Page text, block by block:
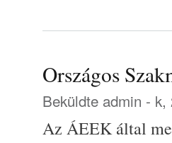
Országos
Beküldte admin - k,
Az ÁEEK által